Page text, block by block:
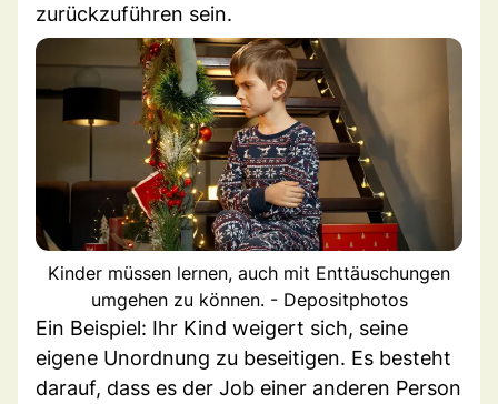
zurückzuführen sein.
Kinder müssen lernen, auch mit Enttäuschungen
umgehen zu können. - Depositphotos
Ein Beispiel: Ihr Kind weigert sich, seine
eigene Unordnung zu beseitigen. Es besteht
darauf, dass es der Job einer anderen Person